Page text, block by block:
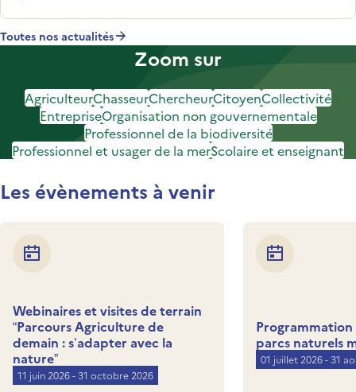
Toutes nos actualités
Zoom sur
AgriculteurChasseurChercheurCitoyenCollectivité
EntrepriseOrganisation non gouvernementale
Professionnel de la biodiversité
Professionnel et usager de la merScolaire et enseignant
Les évènements à venir
Webinaires et visites de terrain
“Parcours Agriculture de
demain : s’adapter avec la
nature”
11 juin 2026 - 31 octobre 2026
Programmation
parcs naturels
01 juillet 2026 - 31